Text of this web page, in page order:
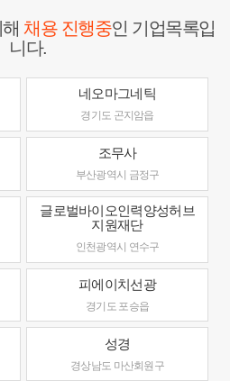
해채용 진행중인 기업목록입
니다.
네오마그네틱
경기도 곤지암읍
조무사
부산광역시 금정구
글로벌바이오인력양성허브
지원재단
인천광역시 연수구
피에이치선광
경기도 포승읍
성경
경상남도 마산회원구